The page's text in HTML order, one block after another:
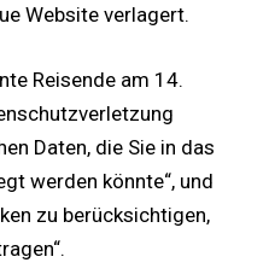
Website verlagert.
Reisende am 14.
Daten, die Sie in das
werden könnte“, und
zu berücksichtigen,